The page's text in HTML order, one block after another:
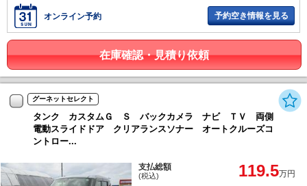
オンライン予約 予約空き情報を見る
在庫確認・見積り依頼
グーネットセレクト
タンク カスタムＧ Ｓ バックカメラ ナビ ＴＶ 両側
電動スライドドア クリアランスソナー オートクルーズコ
ントロー...
支払総額
(税込) 119.5万円